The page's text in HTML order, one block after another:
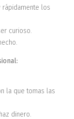
los
curioso.
la que tomas las
dinero.